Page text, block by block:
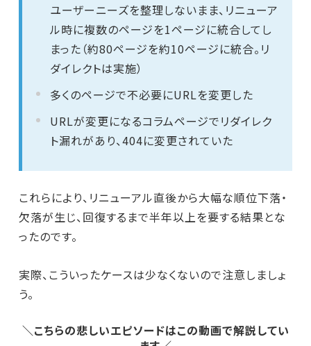
ユーザーニーズを整理しないまま、リニューア
ル時に複数のページを1ページに統合してし
まった（約80ページを約10ページに統合。リ
ダイレクトは実施）
多くのページで不必要にURLを変更した
URLが変更になるコラムページでリダイレク
ト漏れがあり、404に変更されていた
これらにより、リニューアル直後から大幅な順位下落・
欠落が生じ、回復するまで半年以上を要する結果とな
ったのです。
実際、こういったケースは少なくないので注意しましょ
う。
＼こちらの悲しいエピソードはこの動画で解説してい